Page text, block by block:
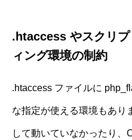
.htaccess やスクリ
ィング環境の制約
.htaccess ファイルに
な指定が使える環境もあり
して動いていなかったり、